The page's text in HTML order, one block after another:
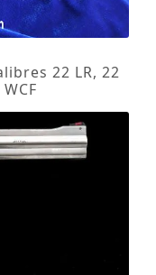
22 LR, 22